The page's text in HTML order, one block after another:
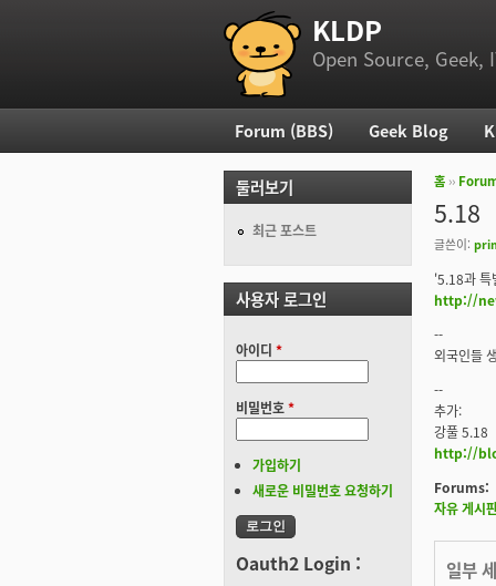
부 메뉴 KLDP
Open Source, Geek,
현재 위
홈 ››
5.18
글쓴이:
'5.18과 특
http://
--
외국인들
--
추가:
강풀 5.18
http://
Forums:
자유 게시
일부
주 메뉴
Forum (BBS) Geek Blog
둘러보기
최근 포스트
사용자 로그인
아이디 *
비밀번호*
가입하기
새로운 비밀번호 요청하기
Oauth2 Login :